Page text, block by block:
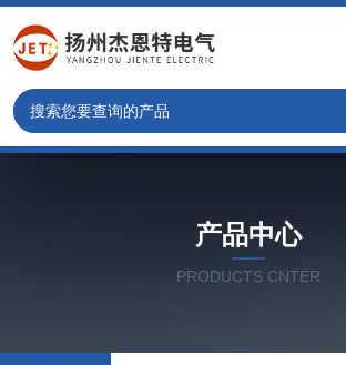
产品中心
PRODUCTS CNTER